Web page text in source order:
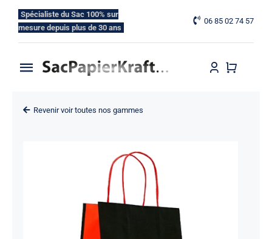
content
Spécialiste du Sac 100% sur
mesure depuis plus de 30 ans
06 85 02 74 57
Toggle
AccueilRevenir voir toutes nos gammes